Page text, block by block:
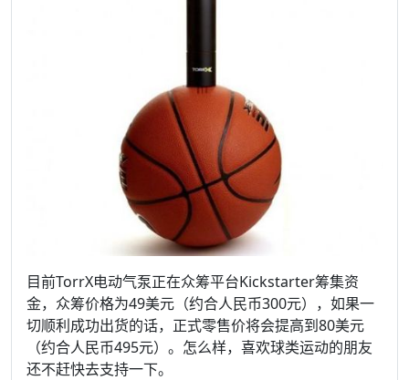
目前TorrX电动气泵正在众筹平台Kickstarter筹集资
金，众筹价格为49美元（约合人民币300元），如果一
切顺利成功出货的话，正式零售价将会提高到80美元
（约合人民币495元）。怎么样，喜欢球类运动的朋友
还不赶快去支持一下。